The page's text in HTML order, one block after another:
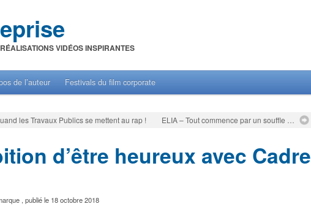
VIDÉOS INSPIRANTES
de l’auteur Festivals du film corporate
les Travaux Publics se mettent au rap ! ELIA – Tout commence par un souffle …
d’être heureux avec Cadre
, publié le 18 octobre 2018